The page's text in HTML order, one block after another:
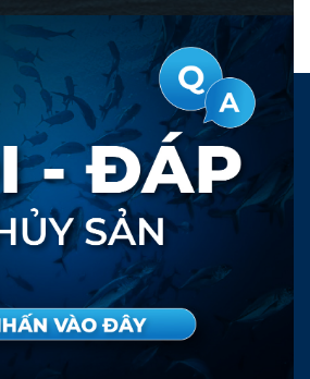
quản